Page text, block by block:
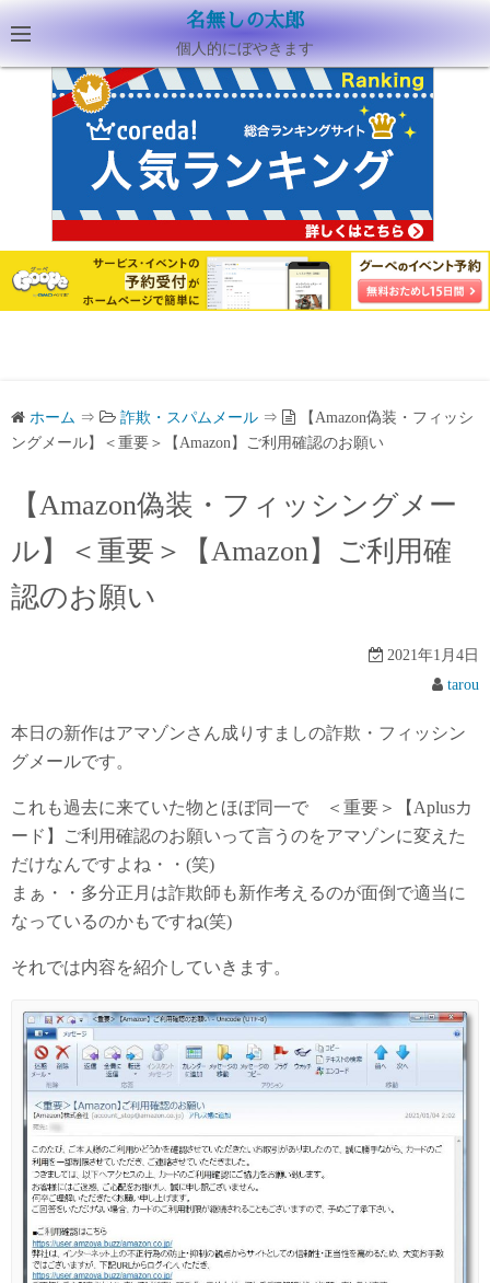
名無しの太郎
個人的にぼやきます
ホーム ⇒ 詐欺・スパムメール ⇒
【Amazon偽装・フィッシ
ングメール】＜重要＞【Amazon】ご利⽤確認のお願い
【Amazon偽装・フィッシングメー
ル】＜重要＞【Amazon】ご利⽤確
認のお願い
2021年1月4日
tarou
本日の新作はアマゾンさん成りすましの詐欺・フィッシン
グメールです。
これも過去に来ていた物とほぼ同一で ＜重要＞【Aplusカ
ード】ご利⽤確認のお願いって言うのをアマゾンに変えた
だけなんですよね・・(笑)
まぁ・・多分正月は詐欺師も新作考えるのが面倒で適当に
なっているのかもですね(笑)
それでは内容を紹介していきます。